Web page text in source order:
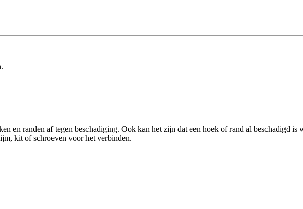
en randen af tegen beschadiging. Ook kan het zijn dat een hoek of rand al beschadigd
kit of schroeven voor het verbinden.